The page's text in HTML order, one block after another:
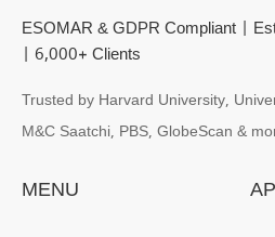
ESOMAR & GDPR Compliant |
| 6,000+ Clients
Trusted by Harvard University,
M&C Saatchi, PBS, GlobeScan &
MENU